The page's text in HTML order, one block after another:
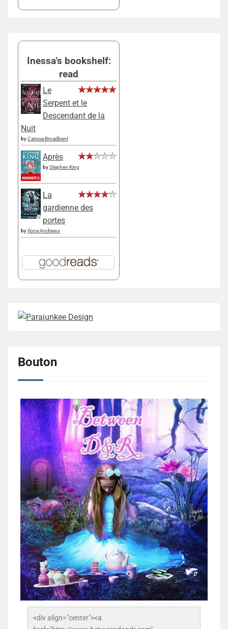
Inessa's bookshelf:
read
Le
Serpent et le
Descendant de la
Nuit
byCarissa Broadbent
Après
byStephen King
La
gardienne des
portes
by Ilona Andrews
Bouton
<div align="center"><a